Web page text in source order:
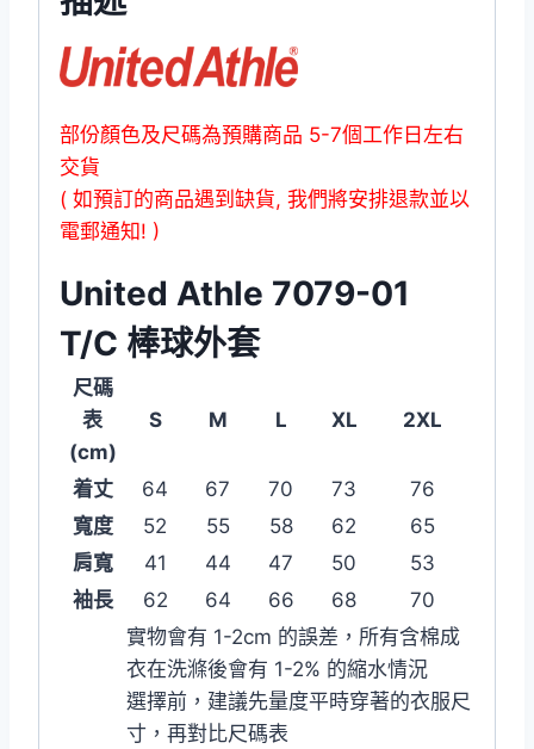
部份顏色及尺碼為預購商品 5-7個工作日左右
交貨
( 如預訂的商品遇到缺貨, 我們將安排退款並以
電郵通知! )
United Athle 7079-01
T/C 棒球外套
尺碼
表
(cm)
S M L XL 2XL
着丈 64 67 70 73
76
寬度
52 55 58 62
65
肩寬
41 44 47 50
53
袖長
62 64 66 68
70
實物會有 1-2cm 的誤差，所有含棉成
衣在洗滌後會有 1-2% 的縮水情況
選擇前，建議先量度平時穿著的衣服尺
寸，再對比尺碼表